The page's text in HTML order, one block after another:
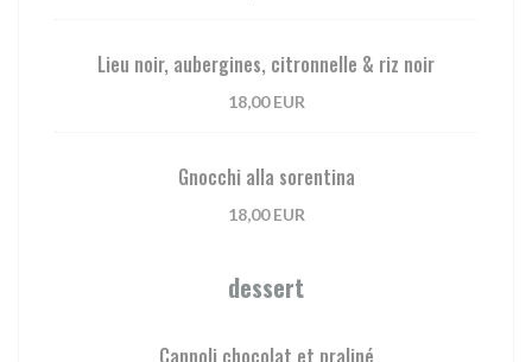
Lieu noir, aubergines, citronnelle & riz noir
18,00 EUR
Gnocchi alla sorentina
18,00 EUR
dessert
Cannoli chocolat et praliné